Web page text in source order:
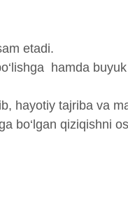
etadi.
hamda
hayotiy tajriba va
bo‘lgan qiziqishni